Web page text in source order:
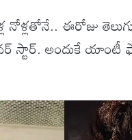
నోళ్లతోనే.. ఈరోజు
స్టార్. అందుకే యాంటీ